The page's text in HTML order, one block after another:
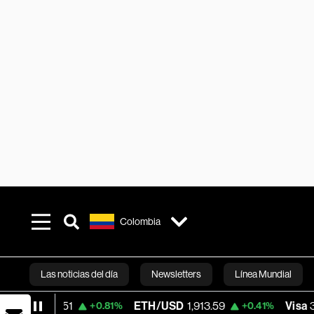
Colombia
Las noticias del día Newsletters Línea Mundial
Bloomberg
+0.81% ETH/USD 1,913.59 +0.41% Visa 370.47